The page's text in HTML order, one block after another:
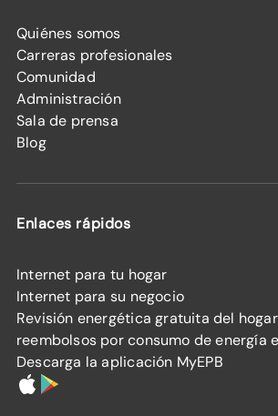
Quiénes somos
Carreras profesionales
Comunidad
Administración
Sala de prensa
Blog
Enlaces rápidos
Internet para tu hogar
Internet para su negocio
Revisión energética gratuita del hogar
reembolsos por consumo de energía
Descarga la aplicación MyEPB